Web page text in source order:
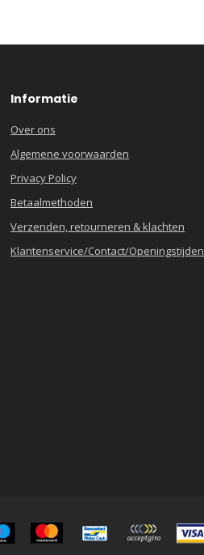
Informatie
Over ons
Algemene voorwaarden
Privacy Policy
Betaalmethoden
Verzenden, retourneren & klachten
Klantenservice/Contact/Openingstijden